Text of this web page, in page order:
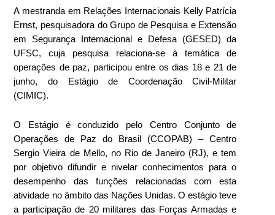
A mestranda em Relações Internacionais Kelly Patrícia
Ernst, pesquisadora do Grupo de Pesquisa e Extensão
em Segurança Internacional e Defesa (GESED) da
UFSC, cuja pesquisa relaciona-se à temática de
operações de paz, participou entre os dias 18 e 21 de
junho, do Estágio de Coordenação Civil-Militar
(CIMIC).
O Estágio é conduzido pelo Centro Conjunto de
Operações de Paz do Brasil (CCOPAB) – Centro
Sergio Vieira de Mello, no Rio de Janeiro (RJ), e tem
por objetivo difundir e nivelar conhecimentos para o
desempenho das funções relacionadas com esta
atividade no âmbito das Nações Unidas. O estágio teve
a participação de 20 militares das Forças Armadas e